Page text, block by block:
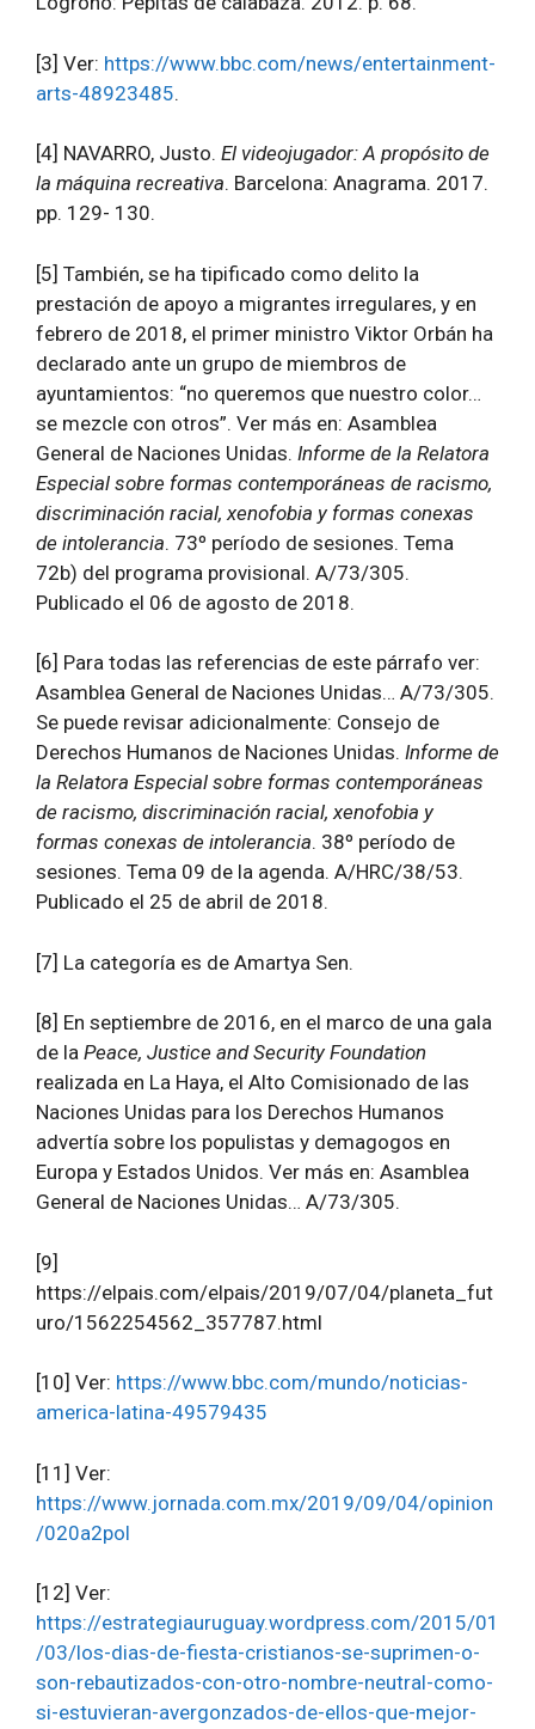
[3] Ver: https://www.bbc.com/news/entertainment-
arts-48923485.
[4] NAVARRO, Justo. El videojugador: A propósito de
la máquina recreativa. Barcelona: Anagrama. 2017.
pp. 129- 130.
[5] También, se ha tipificado como delito la
prestación de apoyo a migrantes irregulares, y en
febrero de 2018, el primer ministro Viktor Orbán ha
declarado ante un grupo de miembros de
ayuntamientos: “no queremos que nuestro color…
se mezcle con otros”. Ver más en: Asamblea
General de Naciones Unidas. Informe de la Relatora
Especial sobre formas contemporáneas de racismo,
discriminación racial, xenofobia y formas conexas
de intolerancia. 73º período de sesiones. Tema
72b) del programa provisional. A/73/305.
Publicado el 06 de agosto de 2018.
[6] Para todas las referencias de este párrafo ver:
Asamblea General de Naciones Unidas… A/73/305.
Se puede revisar adicionalmente: Consejo de
Derechos Humanos de Naciones Unidas. Informe de
la Relatora Especial sobre formas contemporáneas
de racismo, discriminación racial, xenofobia y
formas conexas de intolerancia. 38º período de
sesiones. Tema 09 de la agenda. A/HRC/38/53.
Publicado el 25 de abril de 2018.
[7] La categoría es de Amartya Sen.
[8] En septiembre de 2016, en el marco de una gala
de la Peace, Justice and Security Foundation
realizada en La Haya, el Alto Comisionado de las
Naciones Unidas para los Derechos Humanos
advertía sobre los populistas y demagogos en
Europa y Estados Unidos. Ver más en: Asamblea
General de Naciones Unidas… A/73/305.
[9]
https://elpais.com/elpais/2019/07/04/planeta_fut
uro/1562254562_357787.html
[10] Ver: https://www.bbc.com/mundo/noticias-
america-latina-49579435
[11] Ver:
https://www.jornada.com.mx/2019/09/04/opinion
/020a2pol
[12] Ver:
https://estrategiauruguay.wordpress.com/2015/01
/03/los-dias-de-fiesta-cristianos-se-suprimen-o-
son-rebautizados-con-otro-nombre-neutral-como-
si-estuvieran-avergonzados-de-ellos-que-mejor-